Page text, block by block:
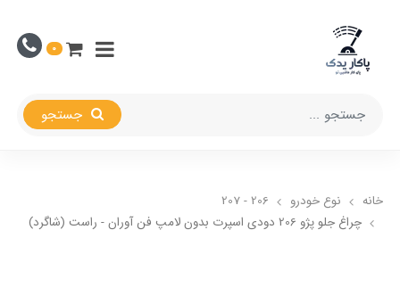
0
خانه نوع خودرو
206 - 207
چراغ جلو پژو 206 دودی اسپرت بدون لامپ فن آوران - راست (شاگرد)